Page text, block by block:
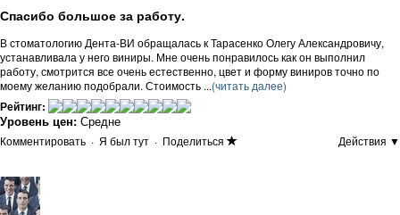
Спасибо большое за работу.
В стоматологию Дента-ВИ обращалась к Тарасенко Олегу Александровичу,
устанавливала у него виниры. Мне очень понравилось как он выполнил
работу, смотрится все очень естественно, цвет и форму виниров точно по
моему желанию подобрали. Стоимость ...(читать далее)
Рейтинг:
Уровень цен: Средне
Комментировать · Я был тут · Поделиться Действия ▼